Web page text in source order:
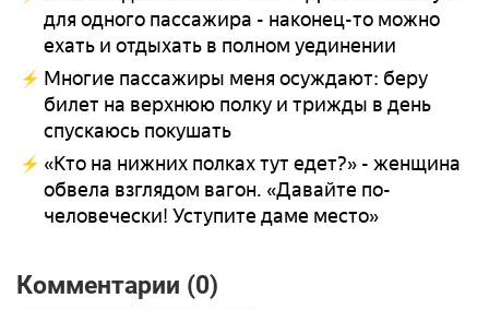
для одного пассажира - наконец-то можно
ехать и отдыхать в полном уединении
Многие пассажиры меня осуждают: беру
билет на верхнюю полку и трижды в день
спускаюсь покушать
«Кто на нижних полках тут едет?» - женщина
обвела взглядом вагон. «Давайте по-
человечески! Уступите даме место»
Комментарии (0)